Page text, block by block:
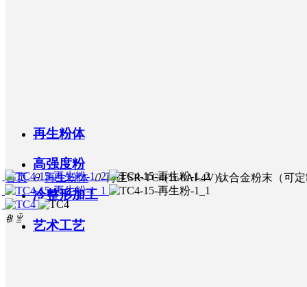
组织架构
艺术工艺
展会活动
行业动态
专利成果
研发投入
质量体系
产品追溯
联系我们
联系方式
再生粉体
高强度粉
冷整形加工
艺术工艺
首页 ꄲ 再生粉体 ꄲ 再生SR-TC4(Ti-6AI-4V)钛合金粉末（可
ꁆ ꁇ